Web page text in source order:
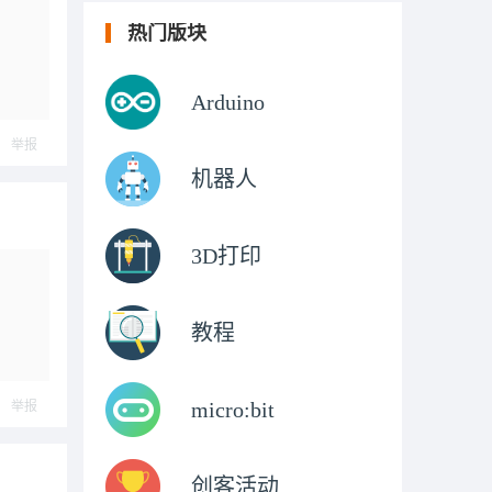
举报
举报
热门版块
Arduino
机器人
3D打印
教程
micro:bit
创客活动